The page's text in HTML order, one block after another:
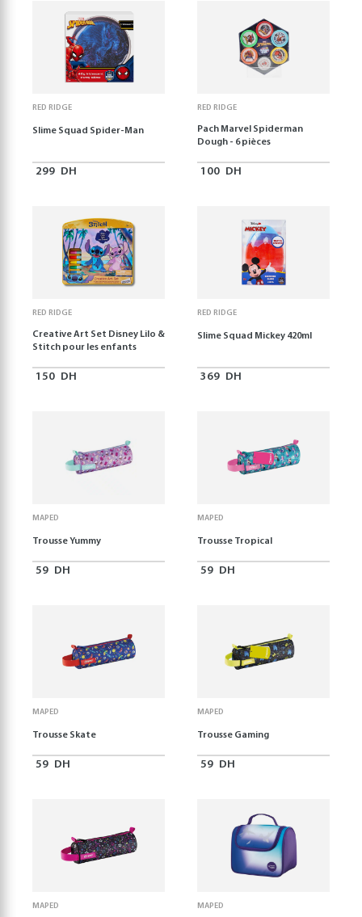
RED RIDGE
Slime Squad Spider-Man
299 DH
RED RIDGE
Pach Marvel Spiderman
Dough - 6 pièces
100 DH
RED RIDGE
Creative Art Set Disney Lilo &
Stitch pour les enfants
150 DH
RED RIDGE
Slime Squad Mickey 420ml
369 DH
MAPED
Trousse Yummy
59 DH
MAPED
Trousse Tropical
59 DH
MAPED
Trousse Skate
59 DH
MAPED
Trousse Gaming
59 DH
MAPED MAPED